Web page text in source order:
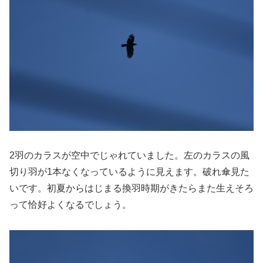
2羽のカラスが空中でじゃれていました。左のカラスの風
切り羽が1本なくなっているように見えます。破れ傘見た
いです。初夏からはじまる換羽時期がきたらまた生えそろ
って恰好よくなるでしょう。